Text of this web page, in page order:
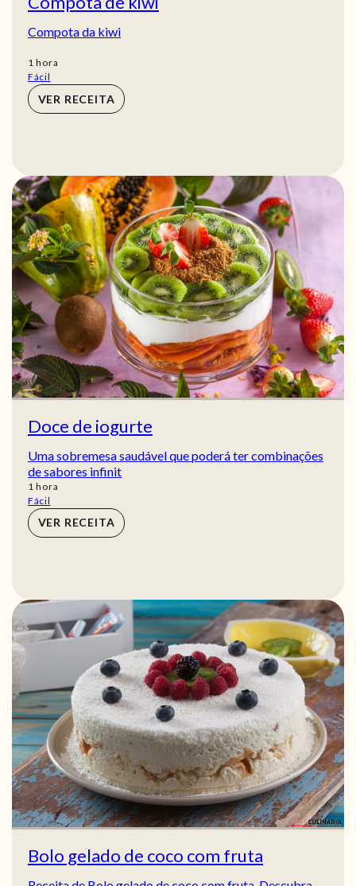
Compota da kiwi
1 hora
hora
Fácil
VER RECEITA
Doce de iogurte
Uma sobremesa saudável que poderá ter combinações
de sabores infinit
1 hora
hora
Fácil
VER RECEITA
Bolo gelado de coco com fruta